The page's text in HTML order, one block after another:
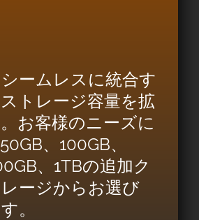
ームレスに統合す
トレージ容量を拡
お客様のニーズに
、100GB、
、1TBの追加ク
ージからお選び
。